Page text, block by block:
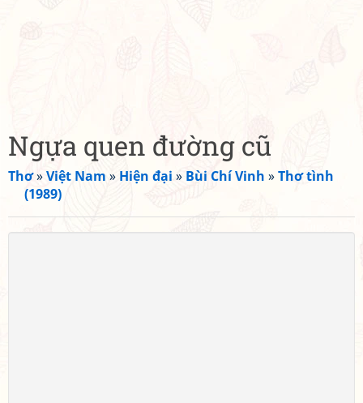
Ngựa quen đường cũ
Thơ»Việt Nam » Hiện đại » Bùi Chí Vinh »Thơ tình
(1989)